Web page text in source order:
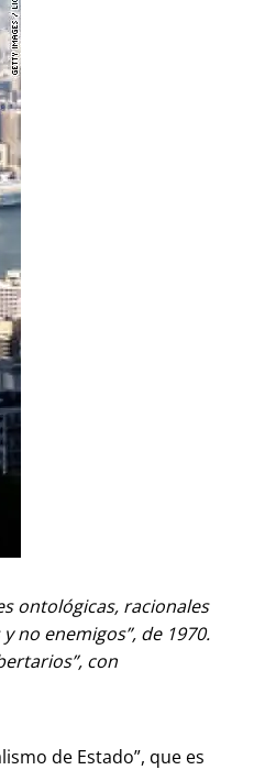
ontológicas, racionales
no enemigos”, de 1970.
con
de Estado”, que es